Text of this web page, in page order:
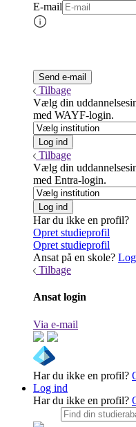
E-mail
Tilbage
Vælg din
med WAYF-login.
Tilbage
Vælg din
med Entra-login.
Har du ikke en profil?
Opret studieprofil
Opret studieprofil
Ansat på en skole?
Tilbage
Ansat login
Via e-mail
Har du ikke en profil?
Log ind
Har du ikke en profil?